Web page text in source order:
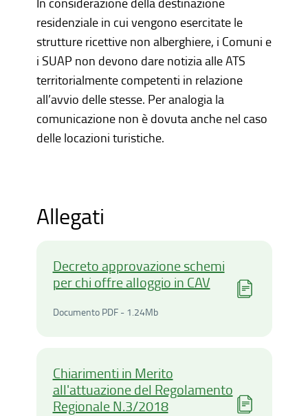
residenziale in cui vengono esercitate le
strutture ricettive non alberghiere, i Comuni e
i SUAP non devono dare notizia alle ATS
territorialmente competenti in relazione
all’avvio delle stesse. Per analogia la
comunicazione non è dovuta anche nel caso
delle locazioni turistiche.
Allegati
Decreto approvazione schemi
per chi offre alloggio in CAV
Documento PDF - 1.24MbDocumento PDF -
Chiarimenti in Merito
all'attuazione del Regolamento
Regionale N.3/2018